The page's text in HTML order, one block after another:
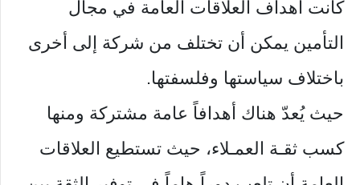
كانت أهداف العلاقات العامة في مجال
التأمين يمكن أن تختلف من شركة إلى أخرى
باختلاف سياستها وفلسفتها.
حيث يُعدّ هناك أهدافاً عامة مشتركة ومنها
كسب ثقـة العمـلاء، حيث تستطيع العلاقات